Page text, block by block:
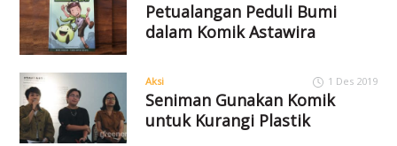
Petualangan Peduli Bumi
dalam Komik Astawira
Aksi 1 Des 2019
Seniman Gunakan Komik
untuk Kurangi Plastik